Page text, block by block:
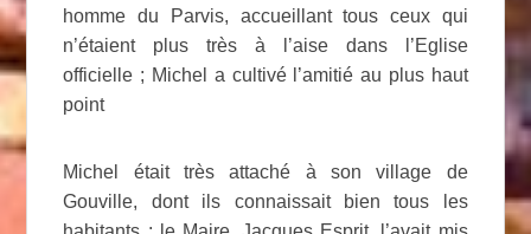
homme du Parvis, accueillant tous ceux qui
n’étaient plus très à l’aise dans l’Eglise
officielle ; Michel a cultivé l’amitié au plus haut
point
Michel était très attaché à son village de
Gouville, dont ils connaissait bien tous les